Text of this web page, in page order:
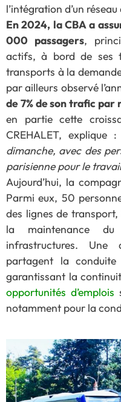
l’intégration d’un réseau
En 2024, la CBA a
000 passagers,
actifs, à bord de ses
transports à la
par ailleurs observé
de 7% de son trafic
en partie cette
CREHALET, explique
dimanche, avec des
parisienne pour le
Aujourd’hui, la
Parmi eux, 50
des lignes de transport,
la maintenance
infrastructures. Une
partagent la
garantissant la
opportunités d’emplois
notamment pour la